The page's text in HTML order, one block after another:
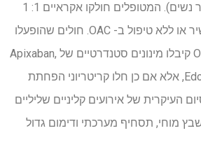
MALES OR OR ≥2 עבור נשים). המטופלים חולקו אקראיים 1: 1
כדי לקבל טיפול OAC ישיר או ללא טיפול ב- OAC. חולים שהופעלו
באקראי לקבוצת ה- OAC קיבלו מינונים סטנדרטיים של Apixaban,
Rivaroxaban או Edoxaban, אלא אם כן חלו קריטריוני הפחתת
העיקרית של אירועים קליניים שליליים
מוחי, תסחיף מערכתי ודימום גדול